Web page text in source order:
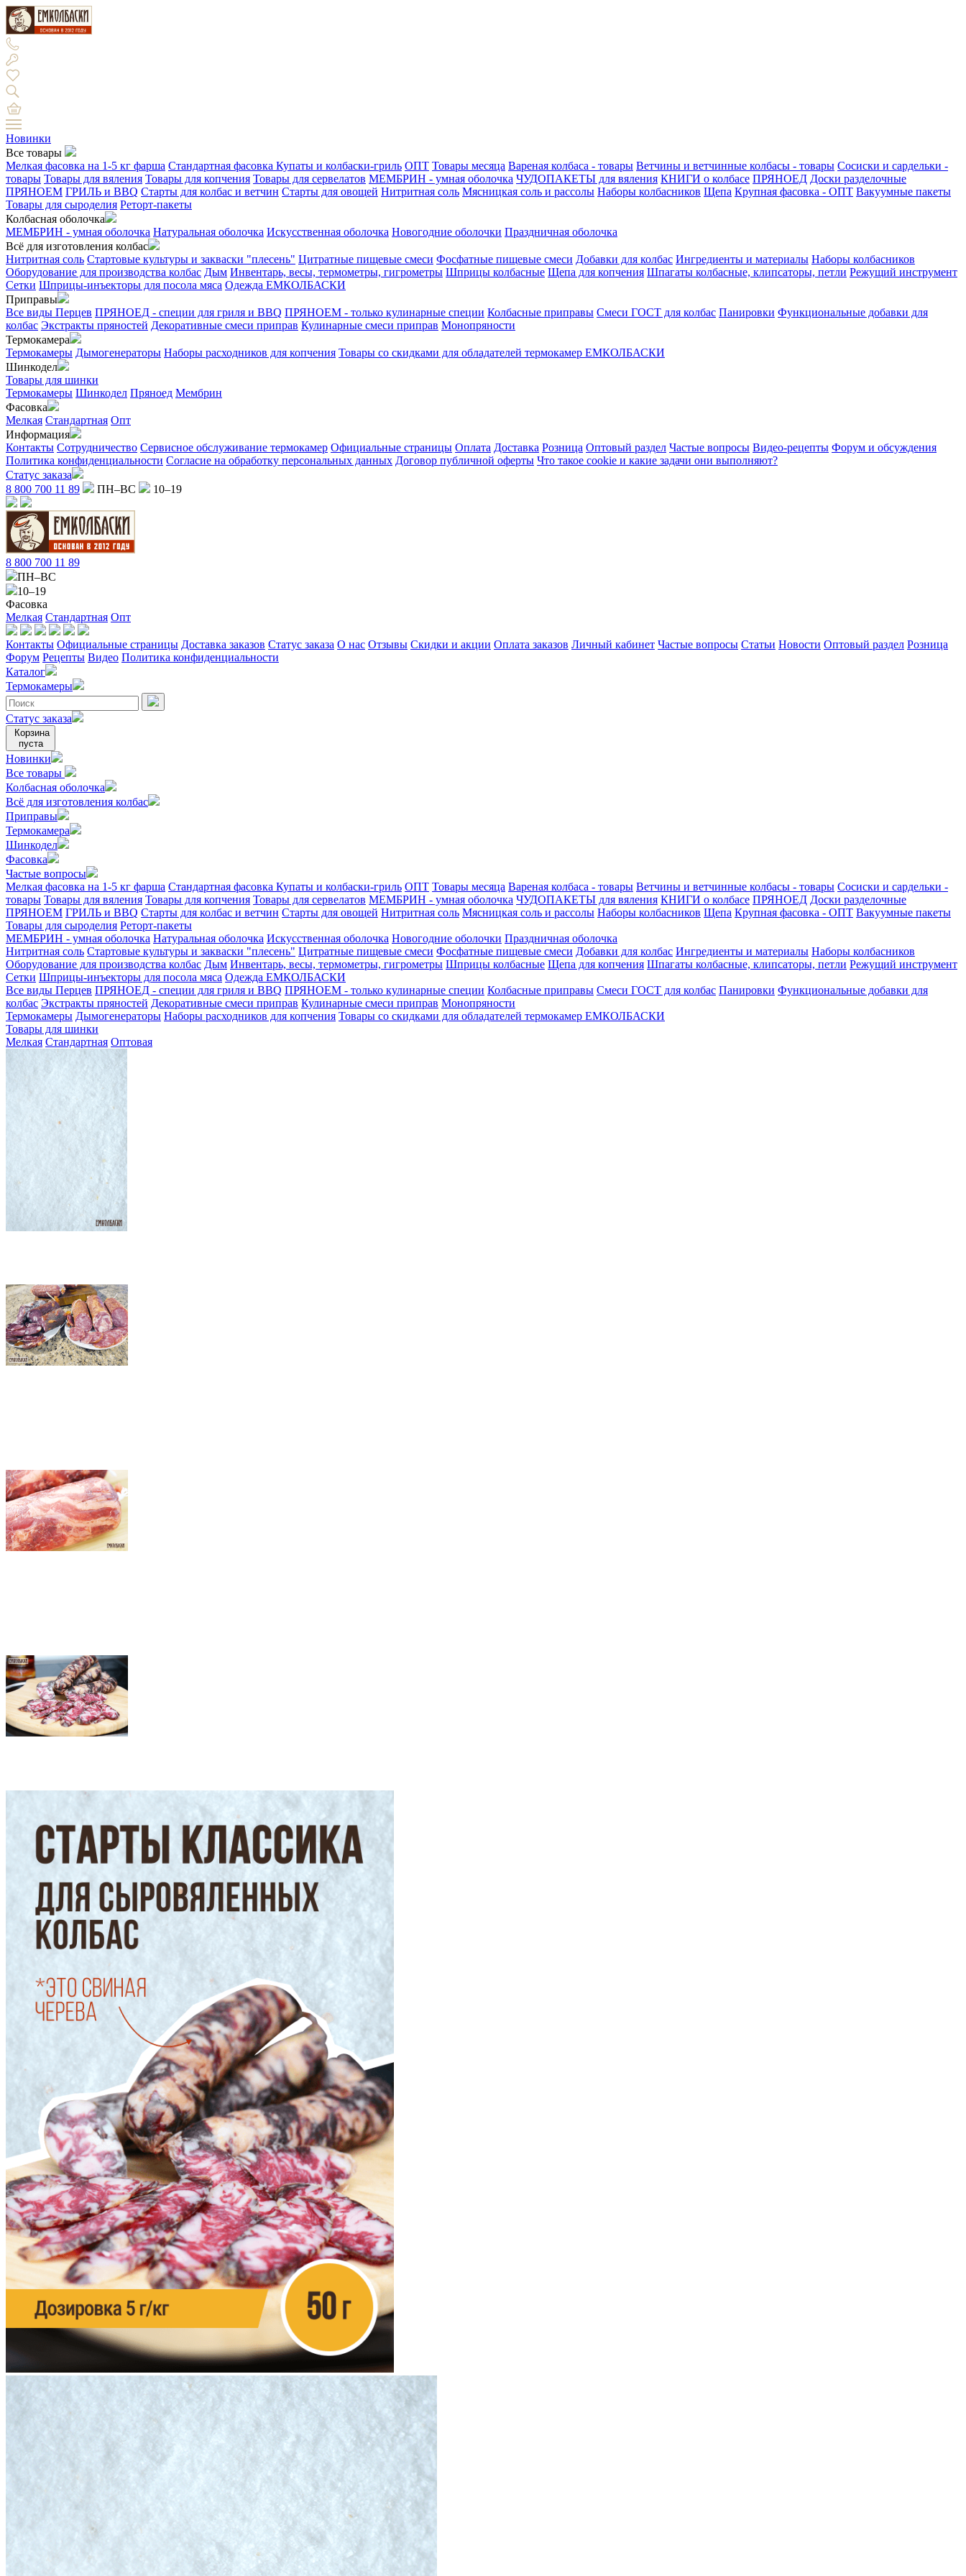
Новинки
Все товары
Мелкая фасовка на 1-5 кг фарша Стандартная фасовка Купаты и колбаски-гриль ОПТ Товары месяца Вареная колбаса - товары Ветчины и ветчинные колбасы - товары Сосиски и сардельки -
товары Товары для вяления Товары для копчения Товары для сервелатов МЕМБРИН - умная оболочка ЧУДОПАКЕТЫ для вяления КНИГИ о колбасе ПРЯНОЕД Доски разделочные
ПРЯНОЕМ ГРИЛЬ и BBQ Старты для колбас и ветчин Старты для овощей Нитритная соль Мясницкая соль и рассолы Наборы колбасников Щепа Крупная фасовка - ОПТ Вакуумные пакеты
Товары для сыроделия Реторт-пакеты
Колбасная оболочка
МЕМБРИН - умная оболочка Натуральная оболочка Искусственная оболочка Новогодние оболочки Праздничная оболочка
Всё для изготовления колбас
Нитритная соль Стартовые культуры и закваски "плесень" Цитратные пищевые смеси Фосфатные пищевые смеси Добавки для колбас Ингредиенты и материалы Наборы колбасников
Оборудование для производства колбас Дым Инвентарь, весы, термометры, гигрометры Шприцы колбасные Щепа для копчения Шпагаты колбасные, клипсаторы, петли Режущий инструмент
Сетки Шприцы-инъекторы для посола мяса Одежда ЕМКОЛБАСКИ
Приправы
Все виды Перцев ПРЯНОЕД - специи для гриля и BBQ ПРЯНОЕМ - только кулинарные специи Колбасные приправы Смеси ГОСТ для колбас Панировки Функциональные добавки для
колбас Экстракты пряностей Декоративные смеси приправ Кулинарные смеси приправ Монопряности
Термокамера
Термокамеры Дымогенераторы Наборы расходников для копчения Товары со скидками для обладателей термокамер ЕМКОЛБАСКИ
Шинкодел
Товары для шинки
Термокамеры Шинкодел Пряноед Мембрин
Фасовка
Мелкая Стандартная Опт
Информация
Контакты Сотрудничество Сервисное обслуживание термокамер Официальные страницы Оплата Доставка Розница Оптовый раздел Частые вопросы Видео-рецепты Форум и обсуждения
Политика конфиденциальности Согласие на обработку персональных данных Договор публичной оферты Что такое cookie и какие задачи они выполняют?
Статус заказа
8 800 700 11 89
ПН–ВС 10–19
8 800 700 11 89
ПН–ВС
10–19
Фасовка
Мелкая Стандартная Опт
Контакты Официальные страницы Доставка заказов Статус заказа О нас Отзывы Скидки и акции Оплата заказов Личный кабинет Частые вопросы Статьи Новости Оптовый раздел Розница
Форум Рецепты Видео Политика конфиденциальности
Каталог
Термокамеры
Статус заказа
Корзина
пуста
Новинки
Все товары
Колбасная оболочка
Всё для изготовления колбас
Приправы
Термокамера
Шинкодел
Фасовка
Частые вопросы
Мелкая фасовка на 1-5 кг фарша Стандартная фасовка Купаты и колбаски-гриль ОПТ Товары месяца Вареная колбаса - товары Ветчины и ветчинные колбасы - товары Сосиски и сардельки -
товары Товары для вяления Товары для копчения Товары для сервелатов МЕМБРИН - умная оболочка ЧУДОПАКЕТЫ для вяления КНИГИ о колбасе ПРЯНОЕД Доски разделочные
ПРЯНОЕМ ГРИЛЬ и BBQ Старты для колбас и ветчин Старты для овощей Нитритная соль Мясницкая соль и рассолы Наборы колбасников Щепа Крупная фасовка - ОПТ Вакуумные пакеты
Товары для сыроделия Реторт-пакеты
МЕМБРИН - умная оболочка Натуральная оболочка Искусственная оболочка Новогодние оболочки Праздничная оболочка
Нитритная соль Стартовые культуры и закваски "плесень" Цитратные пищевые смеси Фосфатные пищевые смеси Добавки для колбас Ингредиенты и материалы Наборы колбасников
Оборудование для производства колбас Дым Инвентарь, весы, термометры, гигрометры Шприцы колбасные Щепа для копчения Шпагаты колбасные, клипсаторы, петли Режущий инструмент
Сетки Шприцы-инъекторы для посола мяса Одежда ЕМКОЛБАСКИ
Все виды Перцев ПРЯНОЕД - специи для гриля и BBQ ПРЯНОЕМ - только кулинарные специи Колбасные приправы Смеси ГОСТ для колбас Панировки Функциональные добавки для
колбас Экстракты пряностей Декоративные смеси приправ Кулинарные смеси приправ Монопряности
Термокамеры Дымогенераторы Наборы расходников для копчения Товары со скидками для обладателей термокамер ЕМКОЛБАСКИ
Товары для шинки
Мелкая Стандартная Оптовая